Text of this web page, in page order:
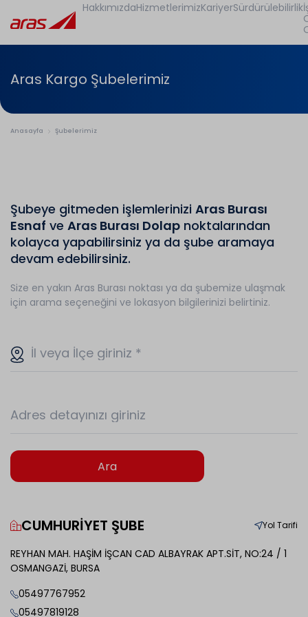
HakkımızdaHizmetlerimizKariyerSürdürülebilirlik
Aras Kargo Şubelerimiz
Anasayfa Şubelerimiz
Şubeye gitmeden işlemlerinizi Aras Burası
Esnaf ve Aras Burası Dolap noktalarından
kolayca yapabilirsiniz ya da şube aramaya
devam edebilirsiniz.
Size en yakın Aras Burası noktası ya da şubemize ulaşmak
için arama seçeneğini ve lokasyon bilgilerinizi belirtiniz.
İl veya İlçe giriniz *
Adres detayınızı giriniz
Ara
CUMHURİYET ŞUBE Yol Tarifi
REYHAN MAH. HAŞİM İŞCAN CAD ALBAYRAK APT.SİT, NO:24 / 1
OSMANGAZİ, BURSA
05497767952
05497819128